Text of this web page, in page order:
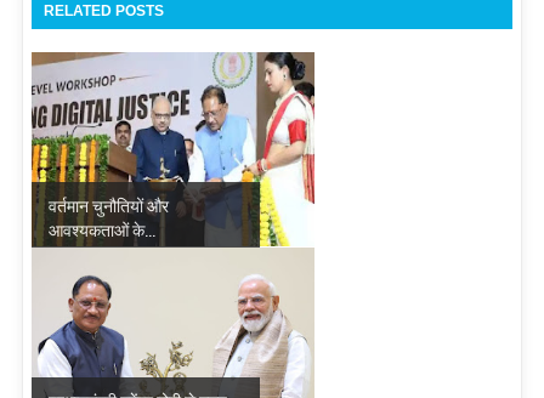
RELATED POSTS
वर्तमान चुनौतियों और
आवश्यकताओं के...